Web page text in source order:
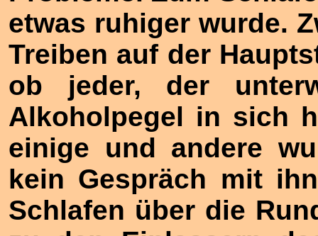
etwas ruhiger wurde.
Treiben auf der
ob jeder, der
Alkoholpegel in sich
einige und andere
kein Gespräch mit
Schlafen über die